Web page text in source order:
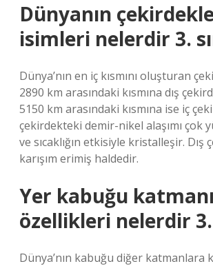
Dünyanın
isimleri nelerdir 3.
Dünya’nın en iç kısmını oluşturan
2890 km arasındaki kısmına dış
5150 km arasındaki kısmına ise iç
çekirdekteki demir-nikel alaşımı çok
ve sıcaklığın etkisiyle kristalleşir. Dış
karışım erimiş haldedir.
Yer kabuğu
özellikleri nelerdir 3.
Dünya’nın kabuğu diğer katmanlara